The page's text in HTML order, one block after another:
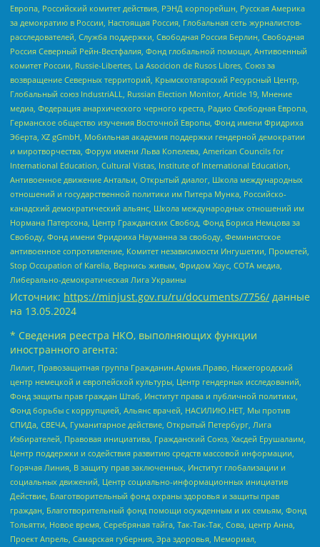
Европа, Российский комитет действия, РЭНД корпорейшн, Русская Америка
за демократию в России, Настоящая Россия, Глобальная сеть журналистов-
расследователей, Служба поддержки, Свободная Россия Берлин, Свободная
Россия Северный Рейн-Вестфалия, Фонд глобальной помощи, Антивоенный
комитет России, Russie-Libertes, La Asocicion de Rusos Libres, Союз за
возвращение Северных территорий, Крымскотатарский Ресурсный Центр,
Глобальный союз IndustriALL, Russian Election Monitor, Article 19, Мнение
медиа, Федерация анархического черного креста, Радио Свободная Европа,
Германское общество изучения Восточной Европы, Фонд имени Фридриха
Эберта, XZ gGmbH, Мобильная академия поддержки гендерной демократии
и миротворчества, Форум имени Льва Копелева, American Councils for
International Education, Cultural Vistas, Institute of International Education,
Антивоенное движение Антальи, Открытый диалог, Школа международных
отношений и государственной политики им Питера Мунка, Российско-
канадский демократический альянс, Школа международных отношений им
Нормана Патерсона, Центр Гражданских Свобод, Фонд Бориса Немцова за
Свободу, Фонд имени Фридриха Науманна за свободу, Феминистское
антивоенное сопротивление, Комитет независимости Ингушетии, Прометей,
Stop Occupation of Karelia, Вернись живым, Фридом Хаус, СОТА медиа,
Либерально-демократическая Лига Украины
Источник: https://minjust.gov.ru/ru/documents/7756/ данные
на 13.05.2024
* Сведения реестра НКО, выполняющих функции
иностранного агента:
Лилит, Правозащитная группа Гражданин.Армия.Право, Нижегородский
центр немецкой и европейской культуры, Центр гендерных исследований,
Фонд защиты прав граждан Штаб, Институт права и публичной политики,
Фонд борьбы с коррупцией, Альянс врачей, НАСИЛИЮ.НЕТ, Мы против
СПИДа, СВЕЧА, Гуманитарное действие, Открытый Петербург, Лига
Избирателей, Правовая инициатива, Гражданский Союз, Хасдей Ерушалаим,
Центр поддержки и содействия развитию средств массовой информации,
Горячая Линия, В защиту прав заключенных, Институт глобализации и
социальных движений, Центр социально-информационных инициатив
Действие, Благотворительный фонд охраны здоровья и защиты прав
граждан, Благотворительный фонд помощи осужденным и их семьям, Фонд
Тольятти, Новое время, Серебряная тайга, Так-Так-Так, Сова, центр Анна,
Проект Апрель, Самарская губерния, Эра здоровья, Мемориал,